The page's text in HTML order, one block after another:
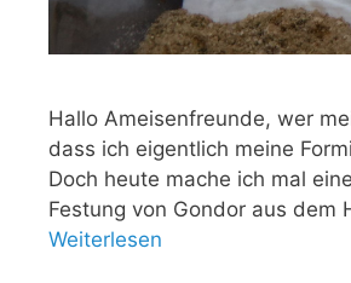
Hallo Ameisenfreunde, wer
dass ich eigentlich meine
Doch heute mache ich mal
Festung von Gondor aus dem
Weiterlesen